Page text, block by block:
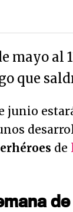
mayo al
que
junio
de